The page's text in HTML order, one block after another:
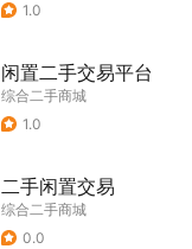
1.0
闲置二手交易平台
综合二手商城
1.0
二手闲置交易
综合二手商城
0.0